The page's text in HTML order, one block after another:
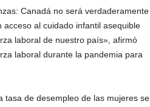
Canadá no será verdaderamente
al cuidado infantil asequible
laboral de nuestro país», afirmó
laboral durante la pandemia para
tasa de desempleo de las mujeres se